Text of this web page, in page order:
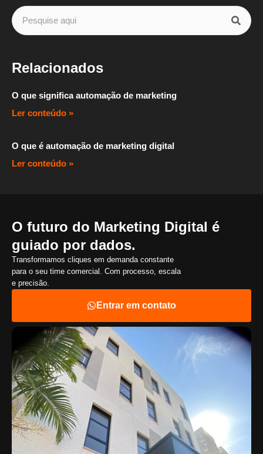
Relacionados
O que significa automação de marketing
Ler conteúdo »
O que é automação de marketing digital
Ler conteúdo »
O futuro do Marketing Digital é
guiado por dados.
Transformamos cliques em demanda constante
para o seu time comercial. Com processo, escala
e precisão.
Entrar em contato